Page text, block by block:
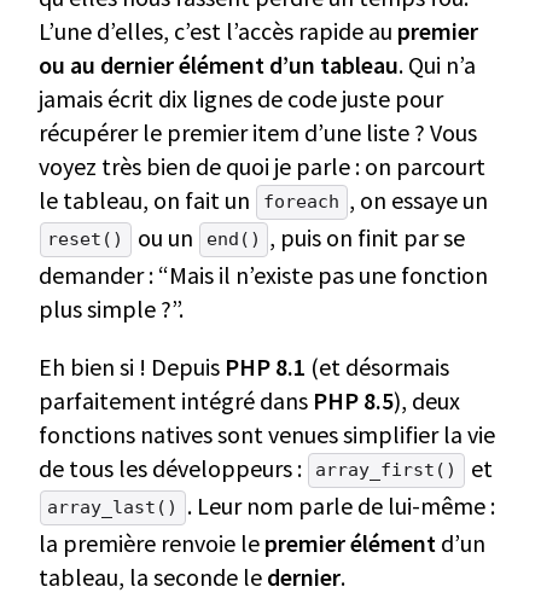
L’une d’elles, c’est l’accès rapide au premier
ou au dernier élément d’un tableau. Qui n’a
jamais écrit dix lignes de code juste pour
récupérer le premier item d’une liste ? Vous
voyez très bien de quoi je parle : on parcourt
le tableau, on fait un
foreach , on essaye un
reset() ou un end()
, puis on finit par se
demander : “Mais il n’existe pas une fonction
plus simple ?”.
Eh bien si ! Depuis PHP 8.1 (et désormais
parfaitement intégré dans PHP 8.5), deux
fonctions natives sont venues simplifier la vie
de tous les développeurs :
array_first() et
array_last()
. Leur nom parle de lui-même :
la première renvoie le premier élément d’un
tableau, la seconde le dernier.